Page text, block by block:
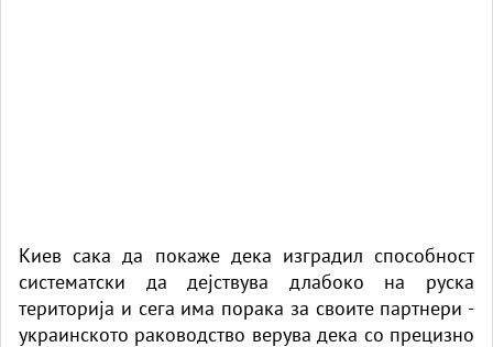
Киев сака да покаже дека изградил способност
систематски да дејствува длабоко на руска
територија и сега има порака за своите партнери -
украинското раководство верува дека со прецизно